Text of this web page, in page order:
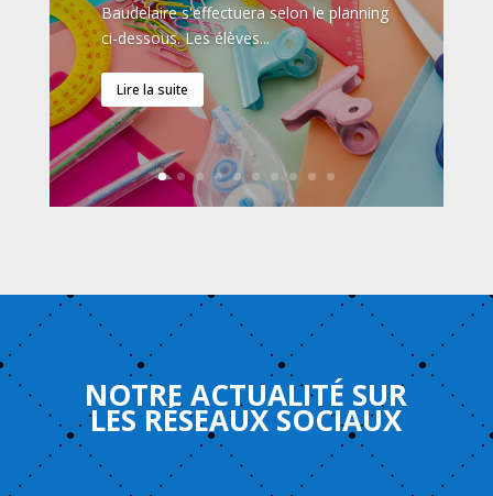
Baudelaire s'effectuera selon le planning
ci-dessous. Les élèves...
Lire la suite
NOTREACTUALITÉ SUR
LES RÉSEAUX SOCIAUX